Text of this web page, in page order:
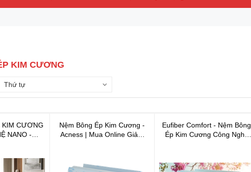
KIM CƯƠNG
Thứ tự
KIM CƯƠNG
NANO -
Nệm Bông Ép Kim Cương -
Acness | Mua Online Giảm
Eufiber Comfort - Nệm Bông
Ép Kim Cương Công Nghệ